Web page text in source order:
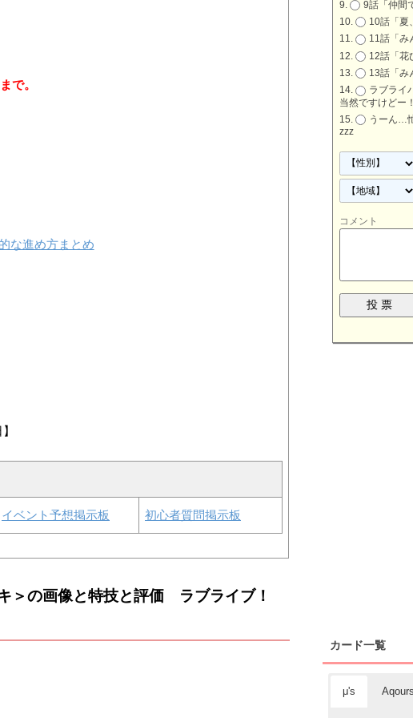
で。
な進め方まとめ
イベント予想掲示板 初心者質問掲示板
＞の画像と特技と評価 ラブライブ！
9話「仲間
10話「夏
11話「み
12話「花
13話「み
ラブライ
当然ですけどー
うーん…
zzz
コメント
カード一覧
μ's Aqours